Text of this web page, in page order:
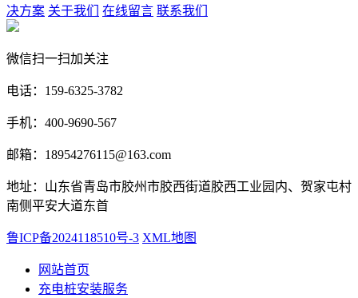
决方案 关于我们 在线留言 联系我们
微信扫一扫加关注
电话：159-6325-3782
手机：400-9690-567
邮箱：18954276115@163.com
地址：山东省青岛市胶州市胶西街道胶西工业园内、贺家屯村
南侧平安大道东首
鲁ICP备2024118510号-3 XML地图
网站首页
充电桩安装服务